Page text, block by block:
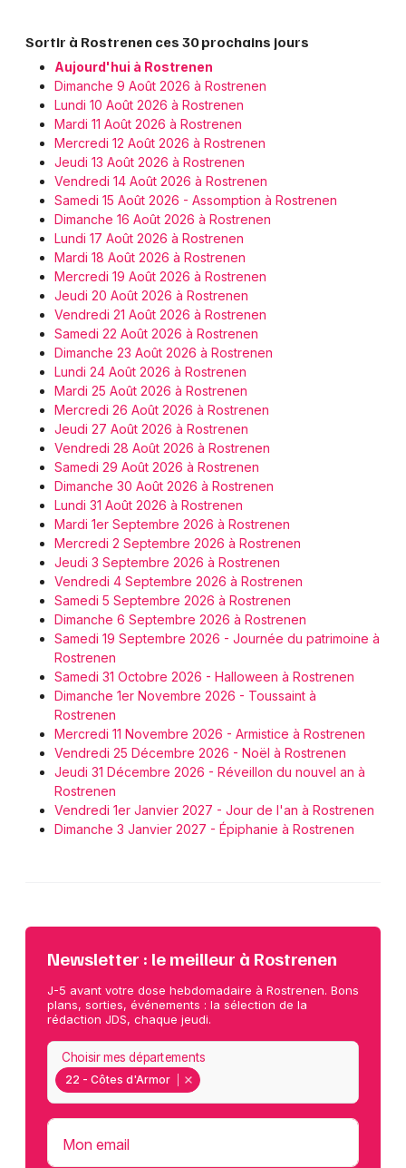
Sortir à Rostrenen ces 30 prochains jours
Aujourd'hui à Rostrenen
Dimanche 9 Août 2026 à Rostrenen
Lundi 10 Août 2026 à Rostrenen
Mardi 11 Août 2026 à Rostrenen
Mercredi 12 Août 2026 à Rostrenen
Jeudi 13 Août 2026 à Rostrenen
Vendredi 14 Août 2026 à Rostrenen
Samedi 15 Août 2026 - Assomption à Rostrenen
Dimanche 16 Août 2026 à Rostrenen
Lundi 17 Août 2026 à Rostrenen
Mardi 18 Août 2026 à Rostrenen
Mercredi 19 Août 2026 à Rostrenen
Jeudi 20 Août 2026 à Rostrenen
Vendredi 21 Août 2026 à Rostrenen
Samedi 22 Août 2026 à Rostrenen
Dimanche 23 Août 2026 à Rostrenen
Lundi 24 Août 2026 à Rostrenen
Mardi 25 Août 2026 à Rostrenen
Mercredi 26 Août 2026 à Rostrenen
Jeudi 27 Août 2026 à Rostrenen
Vendredi 28 Août 2026 à Rostrenen
Samedi 29 Août 2026 à Rostrenen
Dimanche 30 Août 2026 à Rostrenen
Lundi 31 Août 2026 à Rostrenen
Mardi 1er Septembre 2026 à Rostrenen
Mercredi 2 Septembre 2026 à Rostrenen
Jeudi 3 Septembre 2026 à Rostrenen
Vendredi 4 Septembre 2026 à Rostrenen
Samedi 5 Septembre 2026 à Rostrenen
Dimanche 6 Septembre 2026 à Rostrenen
Samedi 19 Septembre 2026 - Journée du patrimoine à
Rostrenen
Samedi 31 Octobre 2026 - Halloween à Rostrenen
Dimanche 1er Novembre 2026 - Toussaint à
Rostrenen
Mercredi 11 Novembre 2026 - Armistice à Rostrenen
Vendredi 25 Décembre 2026 - Noël à Rostrenen
Jeudi 31 Décembre 2026 - Réveillon du nouvel an à
Rostrenen
Vendredi 1er Janvier 2027 - Jour de l'an à Rostrenen
Dimanche 3 Janvier 2027 - Épiphanie à Rostrenen
Newsletter : le meilleur à Rostrenen
J-5 avant votre dose hebdomadaire à Rostrenen. Bons
plans, sorties, événements : la sélection de la
rédaction JDS, chaque jeudi.
22 - Côtes d'Armor
Choisir mes départements
Mon email